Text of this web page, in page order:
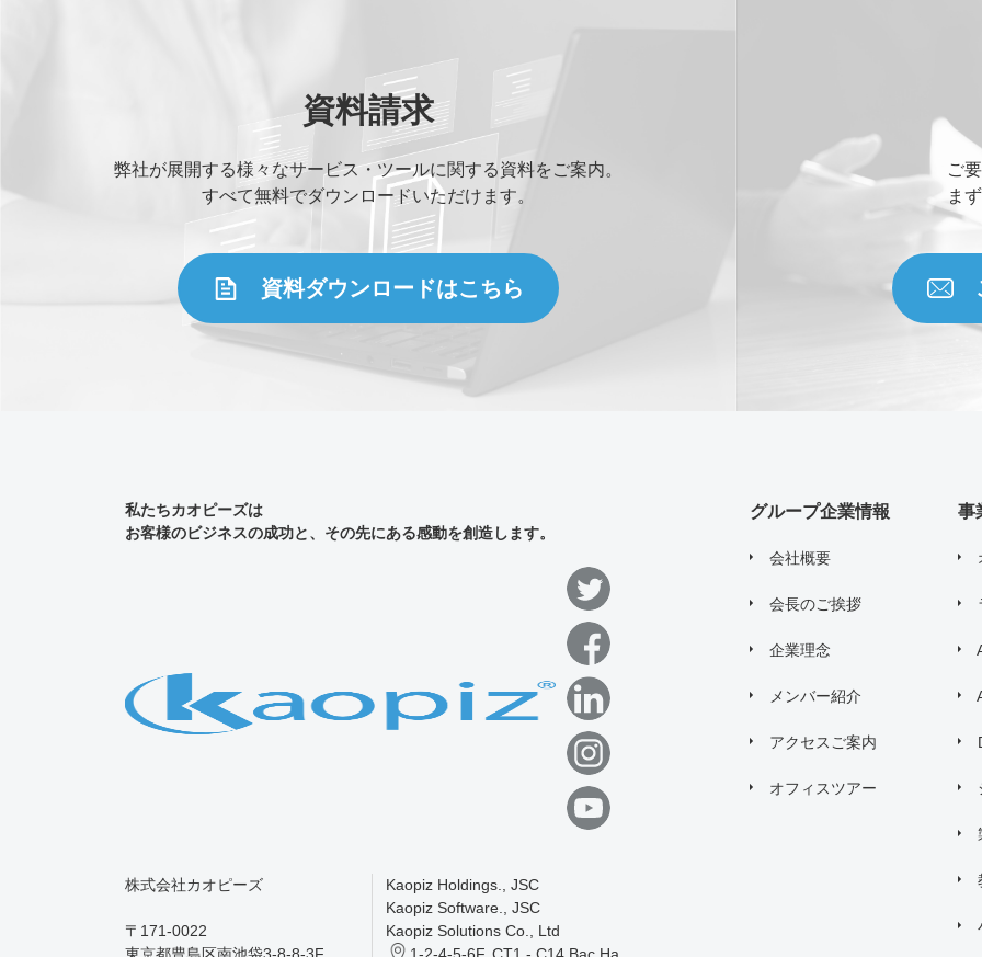
添付ファイル (合計10MBまでの添付フ
Drag and drop files
資料請求
弊社が展開する様々なサービス・ツールに関する資料をご案内。
すべて無料でダウンロードいただけます。
資料ダウンロードはこちら
ご
ま
私たちカオピーズは
お客様のビジネスの成功と、その先にある感動を創造します。
株式会社カオピーズ
〒171-0022
Kaopiz Holdings., JSC
Kaopiz Software., JSC
Kaopiz Solutions Co., Ltd
グループ企業情報
会社概要
会長のご挨拶
企業理念
メンバー紹介
アクセスご案内
オフィスツアー
事